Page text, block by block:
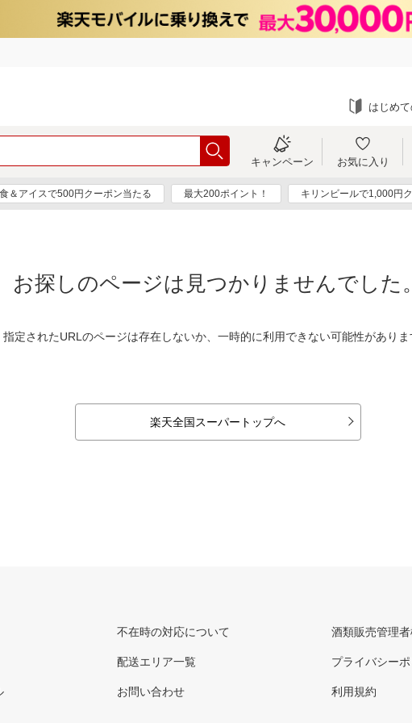
はじめ
キャンペーン お気に入り
＆アイスで500円クーポン当たる 最大200ポイント！ キリンビールで1,000円
お探しのページは見つかりませんでした。
指定されたURLのページは存在しないか、一時的に利用できない可能性がありま
楽天全国スーパートップへ
不在時の対応について
配送エリア一覧
お問い合わせ
酒類販売管理
プライバシー
利用規約